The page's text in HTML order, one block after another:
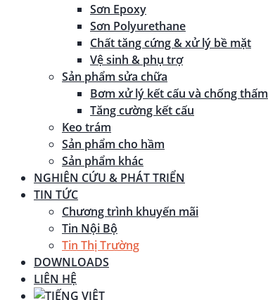
Sơn Epoxy
Sơn Polyurethane
Chất tăng cứng & xử lý bề mặt
Vệ sinh & phụ trợ
Sản phẩm sửa chữa
Bơm xử lý kết cấu và chống thấm
Tăng cường kết cấu
Keo trám
Sản phẩm cho hầm
Sản phẩm khác
NGHIÊN CỨU & PHÁT TRIỂN
TIN TỨC
Chương trình khuyến mãi
Tin Nội Bộ
Tin Thị Trường
DOWNLOADS
LIÊN HỆ